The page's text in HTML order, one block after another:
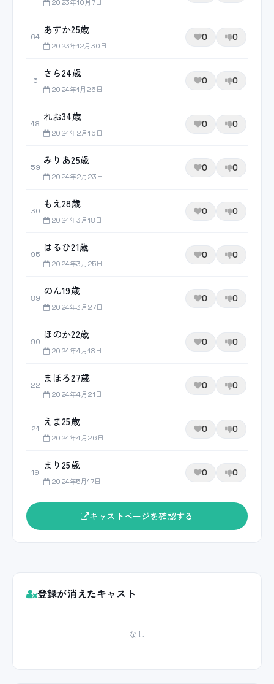
2023年10月7日
64
あすか25歳
2023年12月30日
0 0
5
さら24歳
2024年1月26日
0 0
48
れお34歳
2024年2月16日
0 0
59
みりあ25歳
2024年2月23日
0 0
30
もえ28歳
2024年3月18日
0 0
95
はるひ21歳
2024年3月25日
0 0
89
のん19歳
2024年3月27日
0 0
90
ほのか22歳
2024年4月18日
0 0
22
まほろ27歳
2024年4月21日
0 0
21
えま25歳
2024年4月26日
0 0
19
まり25歳
2024年5月17日
0 0
キャストページを確認する
登録が消えたキャスト
なし